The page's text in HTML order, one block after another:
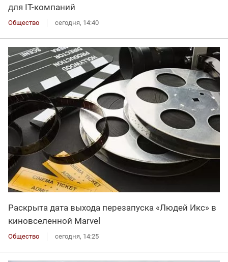
для IT-компаний
Общество сегодня, 14:40
Раскрыта дата выхода перезапуска «Людей Икс» в
киновселенной Marvel
Общество сегодня, 14:25